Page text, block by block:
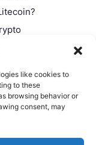
like cookies to
to these
browsing behavior or
consent, may